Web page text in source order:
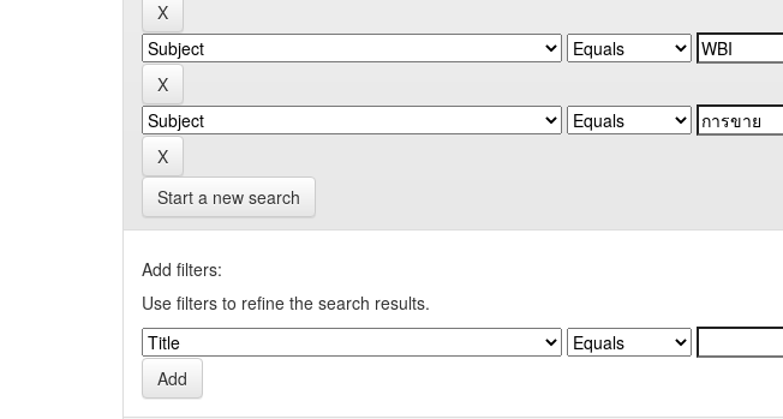
Start a new search
Add filters:
Use filters to refine the search results.